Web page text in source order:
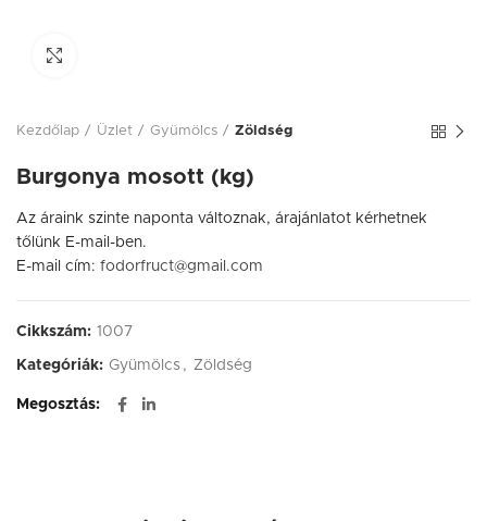
Kezdőlap Üzlet Gyümölcs Zöldség
Burgonya mosott (kg)
Az áraink szinte naponta változnak, árajánlatot kérhetnek
tőlünk E-mail-ben.
E-mail cím: fodorfruct@gmail.com
Cikkszám: 1007
Kategóriák: Gyümölcs , Zöldség
Megosztás